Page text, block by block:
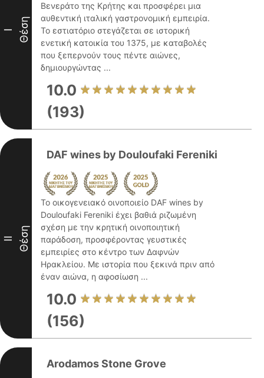
I Θέση
Βενεράτο της Κρήτης και προσφέρει μια
αυθεντική ιταλική γαστρονομική εμπειρία.
Το εστιατόριο στεγάζεται σε ιστορική
ενετική κατοικία του 1375, με καταβολές
που ξεπερνούν τους πέντε αιώνες,
δημιουργώντας ...
10.0
(193)
II Θέση
DAF wines by Douloufaki Fereniki
Το οικογενειακό οινοποιείο DAF wines by
Douloufaki Fereniki έχει βαθιά ριζωμένη
σχέση με την κρητική οινοποιητική
παράδοση, προσφέροντας γευστικές
εμπειρίες στο κέντρο των Δαφνών
Ηρακλείου. Με ιστορία που ξεκινά πριν από
έναν αιώνα, η αφοσίωση ...
10.0
(156)
Arodamos Stone Grove